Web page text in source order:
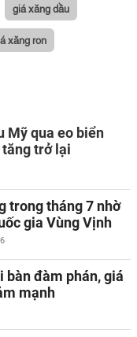
giá xăng dầu
xăng ron
Mỹ qua eo biển
trở lại
trong tháng 7 nhờ
gia Vùng Vịnh
bàn đàm phán, giá
mạnh